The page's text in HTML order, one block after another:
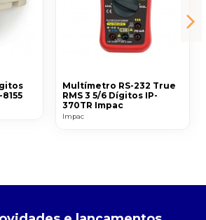
Multímetro RS-232 True
RMS 3 5/6 Dígitos IP-
370TR Impac
Impac